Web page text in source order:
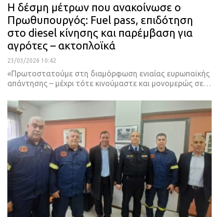
Η δέσμη μέτρων που ανακοίνωσε ο
Πρωθυπουργός: Fuel pass, επιδότηση
στο diesel κίνησης και παρέμβαση για
αγρότες – ακτοπλοϊκά
23/03/2026 10:42
«Πρωτοστατούμε στη διαμόρφωση ενιαίας ευρωπαϊκής
απάντησης – μέχρι τότε κινούμαστε και μονομερώς σε…